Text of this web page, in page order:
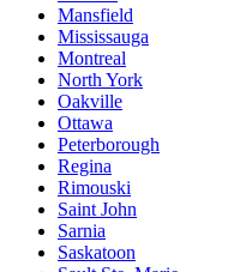
Mansfield
Mississauga
Montreal
North York
Oakville
Ottawa
Peterborough
Regina
Rimouski
Saint John
Sarnia
Saskatoon